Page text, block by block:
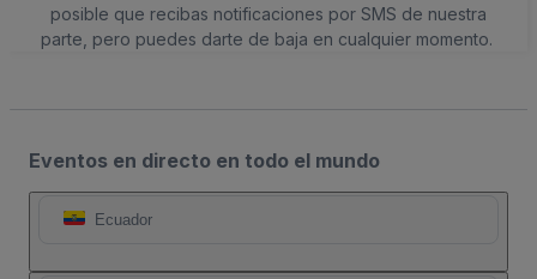
posible que recibas notificaciones por SMS de nuestra
parte, pero puedes darte de baja en cualquier momento.
Eventos en directo en todo el mundo
Ecuador